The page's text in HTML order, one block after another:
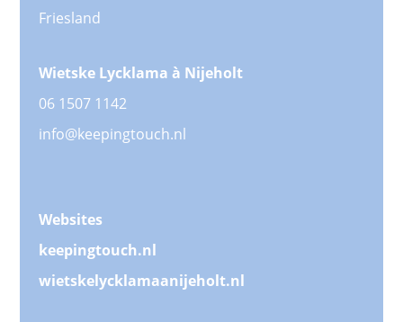
Friesland
Wietske Lycklama à Nijeholt
06 1507 1142
info@keepingtouch.nl
Websites
keepingtouch.nl
wietskelycklamaanijeholt.nl